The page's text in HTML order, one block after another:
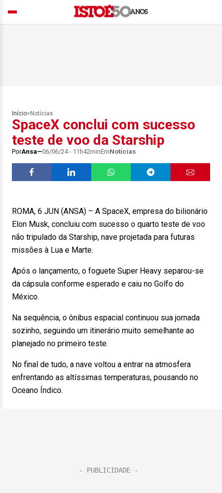
Início> Notícias
SpaceX conclui com sucesso
teste de voo da Starship
PorAnsa 06/06/24 - 11h42minEmNotícias
ROMA, 6 JUN (ANSA) – A SpaceX, empresa do bilionário
Elon Musk, concluiu com sucesso o quarto teste de voo
não tripulado da Starship, nave projetada para futuras
missões à Lua e Marte.
Após o lançamento, o foguete Super Heavy separou-se
da cápsula conforme esperado e caiu no Golfo do
México.
Na sequência, o ônibus espacial continuou sua jornada
sozinho, seguindo um itinerário muito semelhante ao
planejado no primeiro teste.
No final de tudo, a nave voltou a entrar na atmosfera
enfrentando as altíssimas temperaturas, pousando no
Oceano Índico.